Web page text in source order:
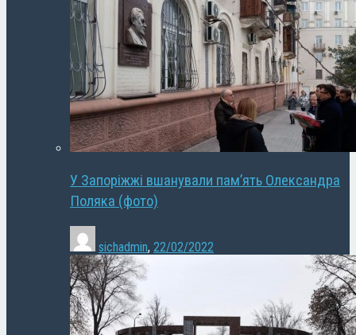
У Запоріжжі вшанували пам’ять Олександра
Поляка (фото)
sichadmin, 22/02/2022